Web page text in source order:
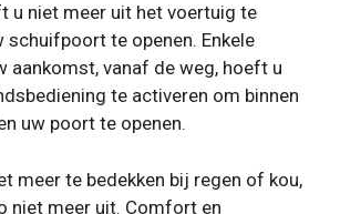
u niet meer uit het voertuig te
schuifpoort te openen. Enkele
aankomst, vanaf de weg, hoeft u
te activeren om binnen
uw poort te openen.
meer te bedekken bij regen of kou,
niet meer uit. Comfort en